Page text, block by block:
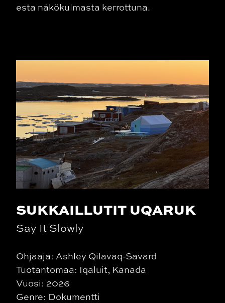
esta näkökulmasta kerrottuna.
SUKKAILLUTIT UQARUK
Say It Slowly
Ohjaaja: Ashley Qilavaq-Savard
Tuotantomaa: Iqaluit, Kanada
Vuosi: 2026
Genre: Dokumentti